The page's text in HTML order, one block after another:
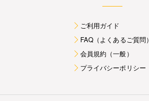
ご利用ガイド
FAQ（よくあるご質問）
会員規約（一般）
プライバシーポリシー